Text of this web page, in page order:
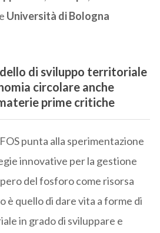
e Università di Bologna
di sviluppo territoriale
circolare anche
prime critiche
punta alla sperimentazione
innovative per la gestione
del fosforo come risorsa
è quello di dare vita a forme di
in grado di sviluppare e